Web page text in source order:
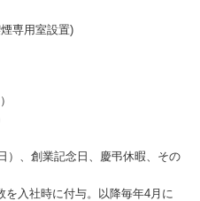
専用室設置)
）、創業記念日、慶弔休暇、その
入社時に付与。以降毎年4月に